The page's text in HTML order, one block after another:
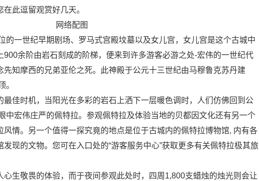
此逗留观赏好几天。
网络配图
一世纪早期剧场、罗马式宫殿坟墓以及女儿宫，女儿宫是这个古城中
余阶由岩石刻成的阶梯，便来到许多游客必游之处-宏伟的一世纪代
知摩西的兄弟亚伦之死。此神殿于公元十三世纪由马穆鲁克苏丹建
。
时机，当阳光在多彩的岩石上洒下一层暖色调时，人们仿佛回到公
中宏伟庄严的佩特拉。参观佩特拉及体验当地的贝都因文化还有另一个
风情。另一个值得一探究竟的地点是位于古城内的佩特拉博物馆, 内有各
现的文物。您可在入口处的“游客服务中心”获取更多有关佩特拉极其旅
敬畏的体验，而于夜间参观此处时，四周1,800支蜡烛的烛光则会让